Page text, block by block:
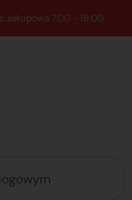
7:00 - 16:00